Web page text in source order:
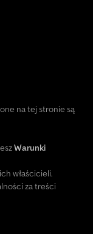
na tej stronie są
Warunki
właścicieli.
za treści